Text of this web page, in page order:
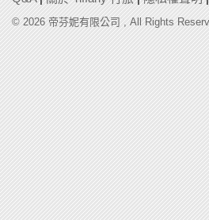
© 2026 帝芬妮有限公司 , All Rights